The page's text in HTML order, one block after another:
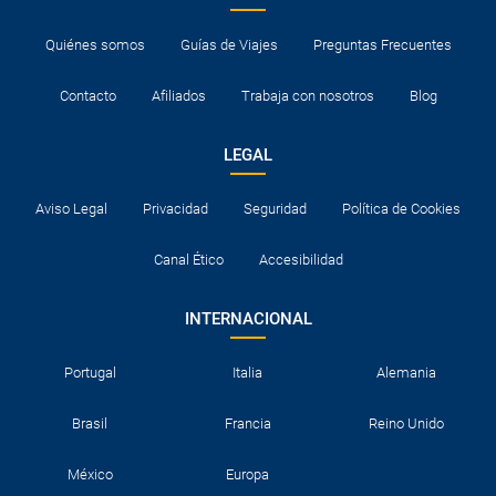
Quiénes somos Guías de Viajes Preguntas Frecuentes
Contacto Afiliados Trabaja con nosotros Blog
LEGAL
Aviso Legal Privacidad Seguridad Política de Cookies
Canal Ético Accesibilidad
INTERNACIONAL
Portugal Italia Alemania
Brasil Francia Reino Unido
México Europa